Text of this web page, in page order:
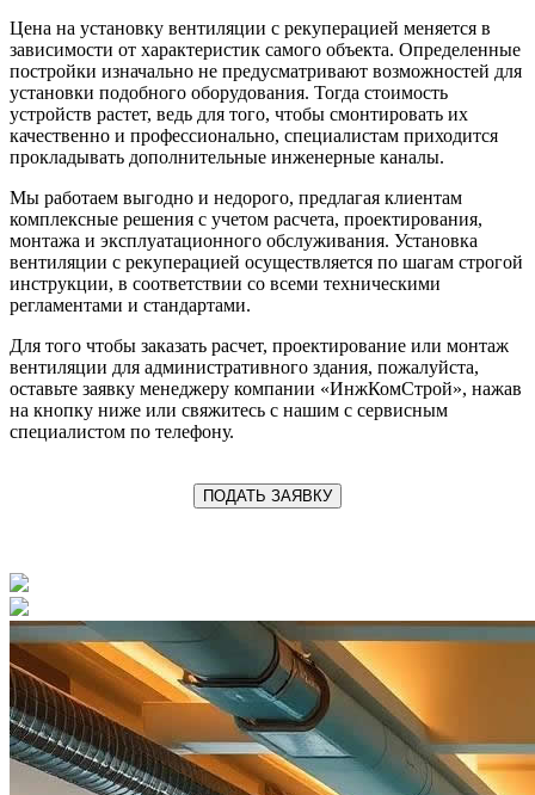
Цена на установку вентиляции с рекуперацией меняется в
зависимости от характеристик самого объекта. Определенные
постройки изначально не предусматривают возможностей для
установки подобного оборудования. Тогда стоимость
устройств растет, ведь для того, чтобы смонтировать их
качественно и профессионально, специалистам приходится
прокладывать дополнительные инженерные каналы.
Мы работаем выгодно и недорого, предлагая клиентам
комплексные решения с учетом расчета, проектирования,
монтажа и эксплуатационного обслуживания. Установка
вентиляции с рекуперацией осуществляется по шагам строгой
инструкции, в соответствии со всеми техническими
регламентами и стандартами.
Для того чтобы заказать расчет, проектирование или монтаж
вентиляции для административного здания, пожалуйста,
оставьте заявку менеджеру компании «ИнжКомСтрой», нажав
на кнопку ниже или свяжитесь с нашим с сервисным
специалистом по телефону.
ПОДАТЬ ЗАЯВКУ